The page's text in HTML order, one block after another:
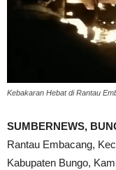
Kebakaran Hebat di Rantau
SUMBERNEWS,
Rantau Embacang,
Kabupaten Bungo,